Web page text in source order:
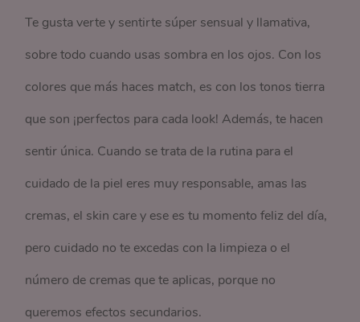
Te gusta verte y sentirte súper sensual y llamativa,
sobre todo cuando usas sombra en los ojos. Con los
colores que más haces match, es con los tonos tierra
que son ¡perfectos para cada look! Además, te hacen
sentir única. Cuando se trata de la rutina para el
cuidado de la piel eres muy responsable, amas las
cremas, el skin care y ese es tu momento feliz del día,
pero cuidado no te excedas con la limpieza o el
número de cremas que te aplicas, porque no
queremos efectos secundarios.